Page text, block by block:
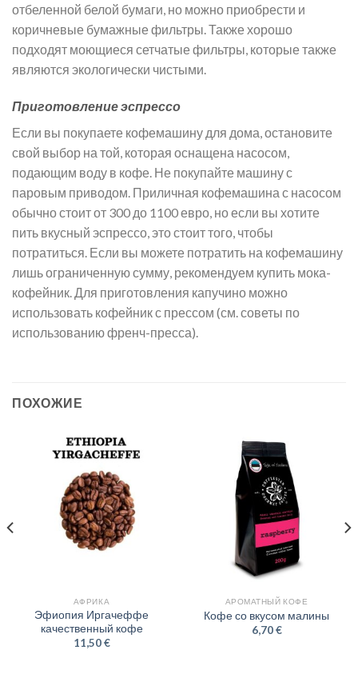
отбеленной белой бумаги, но можно приобрести и
коричневые бумажные фильтры. Также хорошо
подходят моющиеся сетчатые фильтры, которые также
являются экологически чистыми.
Приготовление эспрессо
Если вы покупаете кофемашину для дома, остановите
свой выбор на той, которая оснащена насосом,
подающим воду в кофе. Не покупайте машину с
паровым приводом. Приличная кофемашина с насосом
обычно стоит от 300 до 1100 евро, но если вы хотите
пить вкусный эспрессо, это стоит того, чтобы
потратиться. Если вы можете потратить на кофемашину
лишь ограниченную сумму, рекомендуем купить мока-
кофейник. Для приготовления капучино можно
использовать кофейник с прессом (см. советы по
использованию френч-пресса).
ПОХОЖИЕ
АФРИКА
Эфиопия Иргачеффе
качественный кофе
11,50€
АРОМАТНЫЙ КОФЕ
Кофе со вкусом малины
6,70€